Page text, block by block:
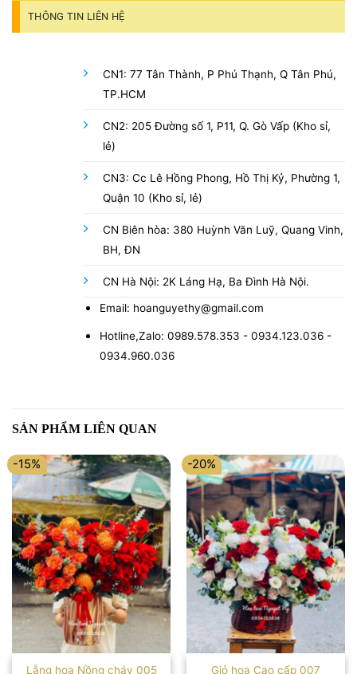
THÔNG TIN LIÊN HỆ
CN1: 77 Tân Thành, P Phú Thạnh, Q Tân Phú,
TP.HCM
CN2: 205 Đường số 1, P11, Q. Gò Vấp (Kho sỉ,
lẻ)
CN3: Cc Lê Hồng Phong, Hồ Thị Kỷ, Phường 1,
Quận 10 (Kho sỉ, lẻ)
CN Biên hòa: 380 Huỳnh Văn Luỹ, Quang Vinh,
BH, ĐN
CN Hà Nội: 2K Láng Hạ, Ba Đình Hà Nội.
Email: hoanguyethy@gmail.com
Hotline,Zalo: 0989.578.353 - 0934.123.036 -
0934.960.036
SẢN PHẨM LIÊN QUAN
-15%
Lẵng hoa Nồng cháy 005
-20%
Giỏ hoa Cao cấp 007